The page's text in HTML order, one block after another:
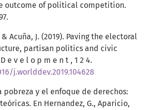
outcome of political competition.
Acuña, J. (2019). Paving the electoral
partisan politics and civic
e v e l o p m e n t , 1 2 4.
j.worlddev.2019.104628
pobreza y el enfoque de derechos:
En Hernandez, G., Aparicio,